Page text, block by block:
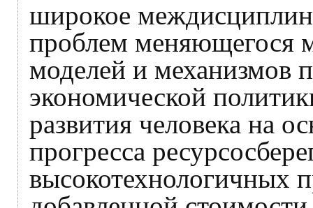
широкое
проблем меняющегося
моделей и механизмов
экономической
развития человека на
прогресса
высокотехнологичных